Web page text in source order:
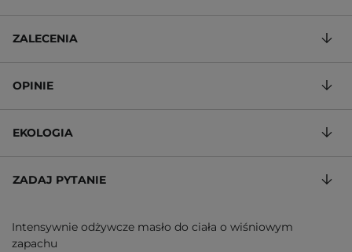
ZALECENIA
OPINIE
EKOLOGIA
ZADAJ PYTANIE
Intensywnie odżywcze masło do ciała o wiśniowym
zapachu